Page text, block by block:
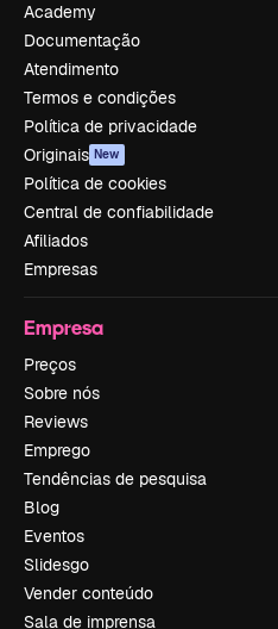
Academy
Documentação
Atendimento
Termos e condições
Política de privacidade
Originais New
Política de cookies
Central de confiabilidade
Afiliados
Empresas
Empresa
Preços
Sobre nós
Reviews
Emprego
Tendências de pesquisa
Blog
Eventos
Slidesgo
Vender conteúdo
Sala de imprensa